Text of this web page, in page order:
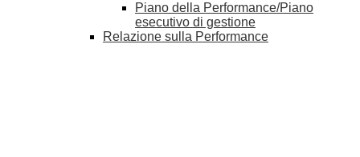
Piano della Performance/Piano
esecutivo di gestione
Relazione sulla Performance